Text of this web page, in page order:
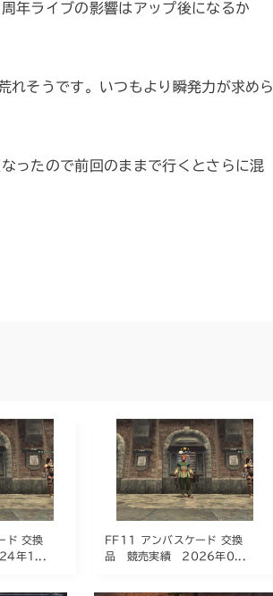
年ライブの影響はアップ後になるか
れそうです。いつもより瞬発力が求めら
ったので前回のままで行くとさらに混
ド 交換
年1...
FF11 アンバスケード 交換
品 競売実績 2026年0...